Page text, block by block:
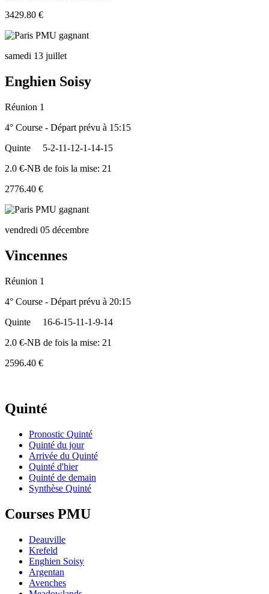
3429.80 €
samedi 13 juillet
Enghien Soisy
Réunion 1
4° Course - Départ prévu à 15:15
Quinte
5-2-11-12-1-14-15
2.0 €-NB de fois la mise: 21
2776.40 €
vendredi 05 décembre
Vincennes
Réunion 1
4° Course - Départ prévu à 20:15
Quinte
16-6-15-11-1-9-14
2.0 €-NB de fois la mise: 21
2596.40 €
Quinté
Pronostic Quinté
Quinté du jour
Arrivée du Quinté
Quinté d'hier
Quinté de demain
Synthèse Quinté
Courses PMU
Deauville
Krefeld
Enghien Soisy
Argentan
Avenches